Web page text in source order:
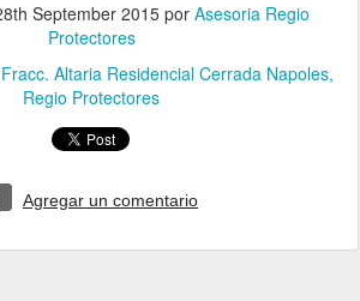
September 2015 por Asesoria Regio
Protectores
Fracc. Altaria Residencial Cerrada Napoles
Regio Protectores
Agregar un comentario